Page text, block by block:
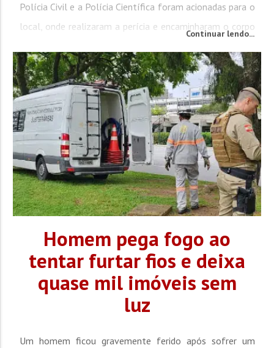
Polícia Civil e a Polícia Científica foram acionadas para o
local, onde realizaram a perícia e encaminharam o corpo
foram divulgadas informações...
Continuar lendo...
Homem pega fogo ao
tentar furtar fios e deixa
quase mil imóveis sem
luz
Um homem ficou gravemente ferido após sofrer um